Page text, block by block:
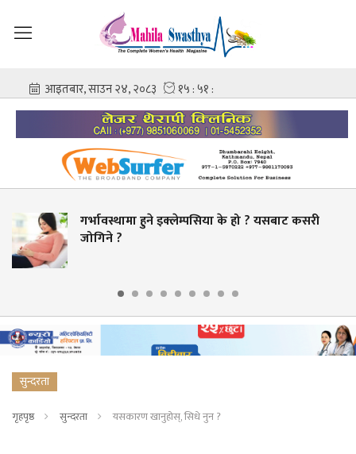
हुने इक्लेम्पसिया के हो ? यसबाट कसरी
सुन्दरता
गृहपृष्ठ सुन्दरता यसकारण खानुहोस्, सिधे नुन ?